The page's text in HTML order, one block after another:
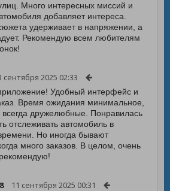
Много интересных миссий и
добавляет интереса.
удерживает в напряжении, а
Рекомендую всем любителям
сентября 2025 02:33
Удобный интерфейс и
Время ожидания минимальное,
всегда дружелюбные. Понравилась
отслеживать автомобиль в
Но иногда бывают
много заказов. В целом, очень
11 сентября 2025 00:31